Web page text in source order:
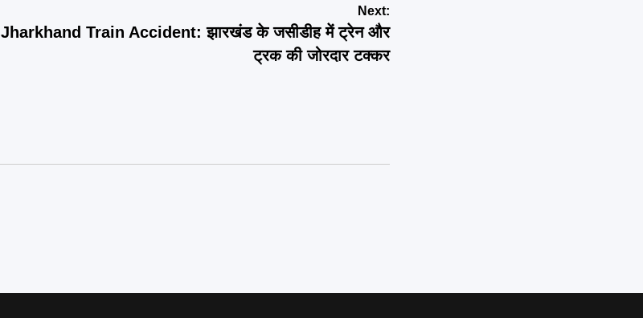
Next:
Jharkhand Train Accident: झारखंड के जसीडीह में ट्रेन और
ट्रक की जोरदार टक्कर